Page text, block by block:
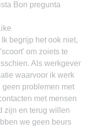
Bon pregunta
begrijp het ook niet,
om zoiets te
Als werkgever
waarvoor ik werk
geen problemen met
met mensen
zijn en terug willen
we geen beurs